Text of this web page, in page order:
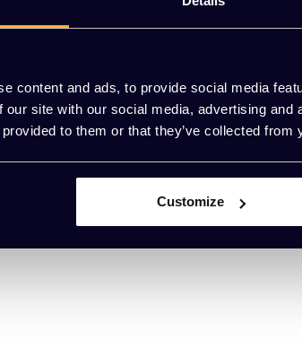
content and ads, to provide social media
our site with our social media, advertising
to them or that they’ve collected
Customize
van de temperatuur op je werkplek. Geen
de GVK-technologie, zonder lange
minimaliseert. Bovendien kun je, door
wat bijdraagt aan een hoge kostenefficiëntie.
het strakke ontwerp integreert infrarood
wordt verwarmd en je energierekening omlaag